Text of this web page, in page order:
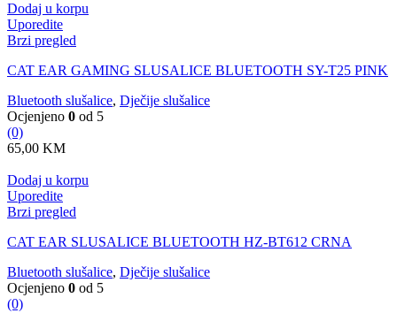
Dodaj u korpu
Uporedite
Brzi pregled
CAT EAR GAMING SLUSALICE BLUETOOTH SY-T25 PINK
Bluetooth slušalice, Dječije slušalice
Ocjenjeno 0 od 5
(0)
65,00 KM
Dodaj u korpu
Uporedite
Brzi pregled
CAT EAR SLUSALICE BLUETOOTH HZ-BT612 CRNA
Bluetooth slušalice, Dječije slušalice
Ocjenjeno 0 od 5
(0)